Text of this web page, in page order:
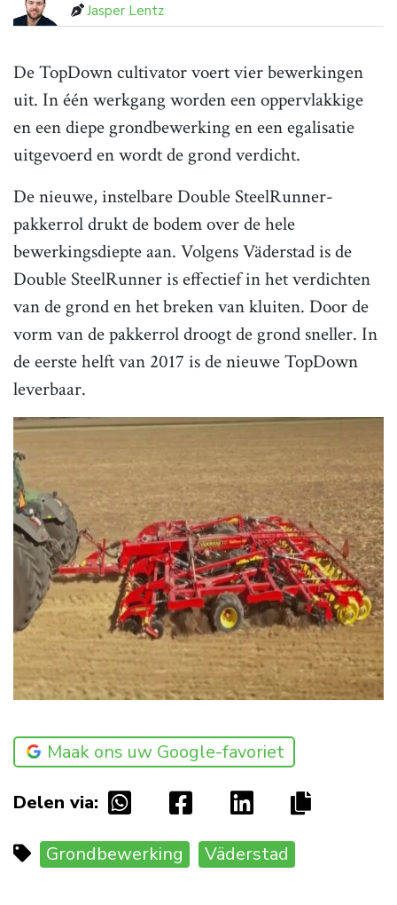
Jasper Lentz
De TopDown cultivator voert vier bewerkingen
uit. In één werkgang worden een oppervlakkige
en een diepe grondbewerking en een egalisatie
uitgevoerd en wordt de grond verdicht.
De nieuwe, instelbare Double SteelRunner-
pakkerrol drukt de bodem over de hele
bewerkingsdiepte aan. Volgens Väderstad is de
Double SteelRunner is effectief in het verdichten
van de grond en het breken van kluiten. Door de
vorm van de pakkerrol droogt de grond sneller. In
de eerste helft van 2017 is de nieuwe TopDown
leverbaar.
Maak ons uw Google-favoriet
Delen via:
Grondbewerking Väderstad